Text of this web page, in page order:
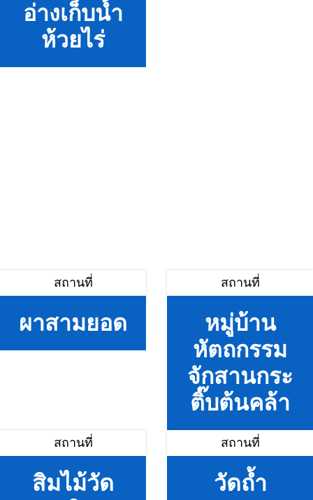
อ่างเก็บน้ำ
ห้วยไร่
สถานที่
ผาสามยอด
สถานที่
หมู่บ้าน
หัตถกรรม
จักสานกระ
ติ๊บต้นคล้า
สถานที่
สิมไม้วัด
สถานที่
วัดถ้ำ